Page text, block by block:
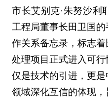
市长艾别克·朱努沙利
工程局董事长田卫国
作关系备忘录，标志
处理项目正式进入可
仅是技术的引进，更
领域深化互信的体现